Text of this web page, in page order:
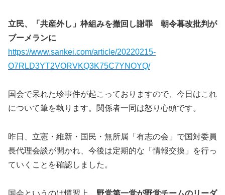
立民、「共産外し」枠組みを撤回し謝罪 朝令暮改批判が
ブーメランに
https://www.sankei.com/article/20220215-
O7RLD3YT2VORVKQ3K75C7YNOYQ/
国会で呆れた珍事件が起こっておりますので、今日はこれ
について筆を執ります。関係者一同は怒り心頭です。
昨日、立憲・維新・国民・無所属「有志の会」で国対委員
長代理会談が開かれ、今後は定期的な「情報交換」を行っ
ていくことを確認しました。
国会というのは慣習上、 野党第一党が野党チームのリーダ